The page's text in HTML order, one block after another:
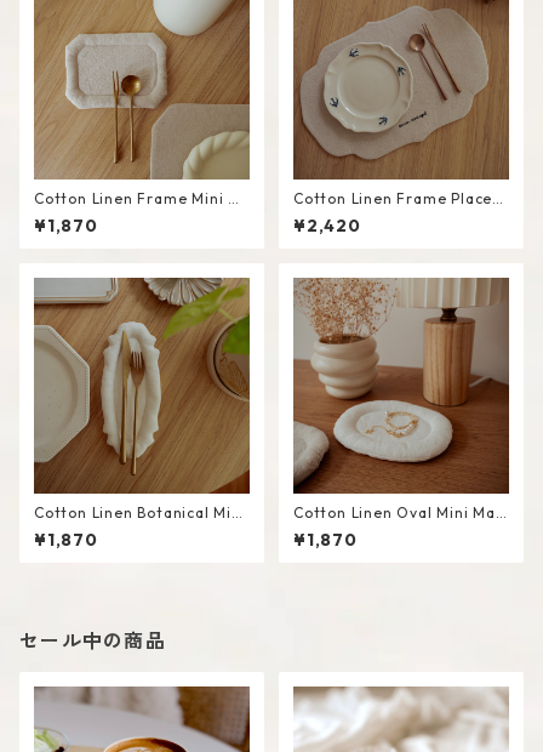
Cotton Linen Frame Mini M
at #Beige
¥1,870
Cotton Linen Frame Placem
at #Beige
¥2,420
Cotton Linen Botanical Mini
Mat #White
¥1,870
Cotton Linen Oval Mini Mat
#White
¥1,870
セール中の商品